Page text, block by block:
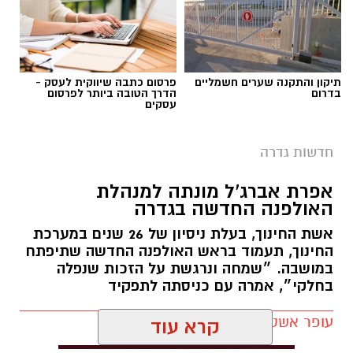
לעמוד הדרושים של החברה העירונית:
להגשת מועמדות לחצו כאן
יש לכם מידע חשוב שטרם נחשף? צילומים מאירוע
אותנו
צילומים: משרד הבריאות
במוצרי שיער נוספים שנתפסו במסגרת מבצע
פיקוח שנערך בתשעה סניפי רשת "מרכז
ההחלקות".
האזהרה מתפרסמת לאחר שבדיקות מעבדה
הושלמו לכלל המוצרים שנאספו במהלך המבצע,
תיקון והתקנה שערים חשמליים
בדרום
פרסום כתבה שיווקית לעסק -
הדרך הטובה ביותר לפרסום
עסקים
חדשות גדרה
אפרת אברג’ל מונתה למנהלת
האולפנה החדשה בגדרה
אשת החינוך, בעלת ניסיון של 26 שנים במערכת
החינוך, תעמוד בראש האולפנה החדשה שתיפתח
במושבה. ״שמחה ונרגשת על הזכות שנפלה
בחלקי״, אמרה עם כניסתה לתפקיד
עופר אשטוקר / 07:41 07.08.26